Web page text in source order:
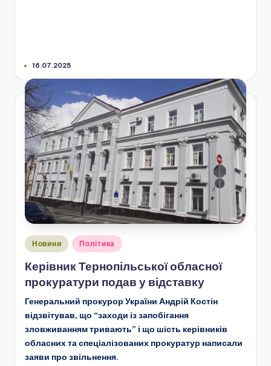
16.07.2025
Опубліковано
Новини Політика
Керівник Тернопільської обласної
прокуратури подав у відставку
Генеральний прокурор України Андрій Костін
відзвітував, що “заходи із запобігання
зловживанням тривають” і що шість керівників
обласних та спеціалізованих прокуратур написали
заяви про звільнення.